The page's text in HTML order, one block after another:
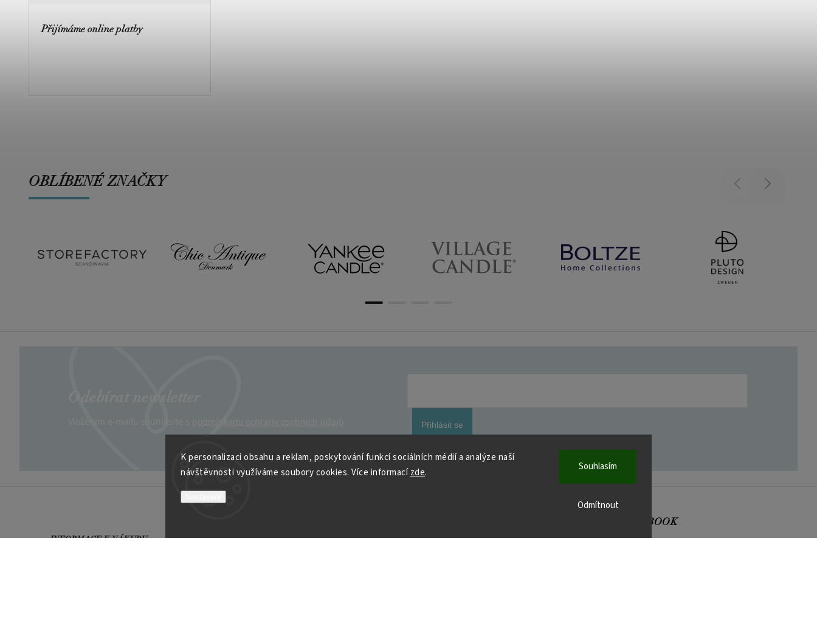
K personalizaci obsahu a reklam, poskytování funkcí sociálních médií a analýze naší
návštěvnosti využíváme soubory cookies. Více informacízde.
Odmítnout
Souhlasím
Přijímáme online platby
OBLÍBENÉ ZNAČKY Previous Next
Přihlásit se
INFORMACE K NÁKUPU VÍCE O HOUSEDECOR Kontakt
FACEBOOK